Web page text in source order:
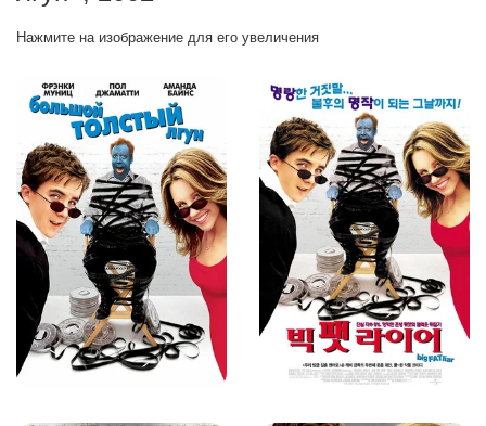
Нажмите на изображение для его увеличения